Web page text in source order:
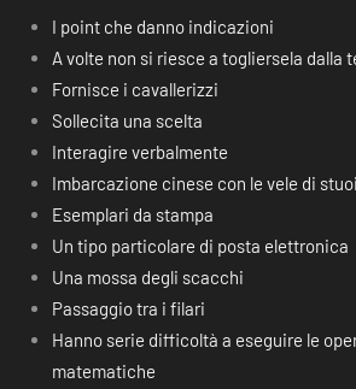
I point che danno indicazioni
A volte non si riesce a togliersela dalla
Fornisce i cavallerizzi
Sollecita una scelta
Interagire verbalmente
Imbarcazione cinese con le vele di
Esemplari da stampa
Un tipo particolare di posta elettronica
Una mossa degli scacchi
Passaggio tra i filari
Hanno serie difficoltà a eseguire le
matematiche